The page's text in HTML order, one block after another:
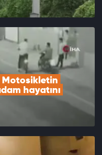
Motosikletin
hayatını